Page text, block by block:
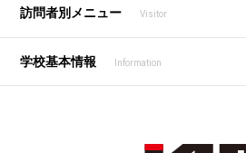
訪問者別メニュー Visitor
学校基本情報 Information